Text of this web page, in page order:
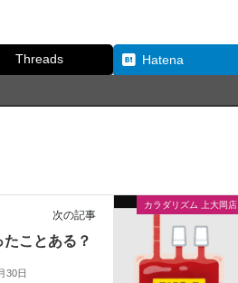
Threads Hatena
カラダリズム 上大岡店
次の記事
ことある？
30日